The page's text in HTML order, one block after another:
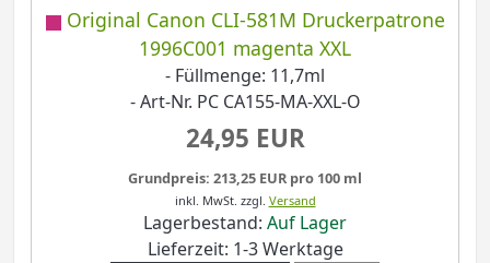
Original Canon CLI-581M Druckerpatrone
1996C001 magenta XXL
- Füllmenge: 11,7ml
- Art-Nr. PC CA155-MA-XXL-O
24,95 EUR
Grundpreis: 213,25 EUR pro 100 ml
inkl. MwSt. zzgl. Versand
Lagerbestand: Auf Lager
Lieferzeit: 1-3 Werktage